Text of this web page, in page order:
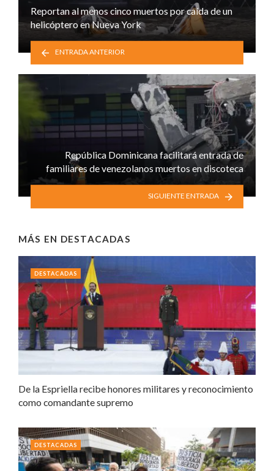
Reportan al menos cinco muertos por caída de un
helicóptero en Nueva York
ENTRADA ANTERIOR
República Dominicana facilitará entrada de
familiares de venezolanos muertos en discoteca
SIGUIENTE ENTRADA
MÁS EN DESTACADAS
De la Espriella recibe honores militares y reconocimiento
como comandante supremo
DESTACADAS
DESTACADAS